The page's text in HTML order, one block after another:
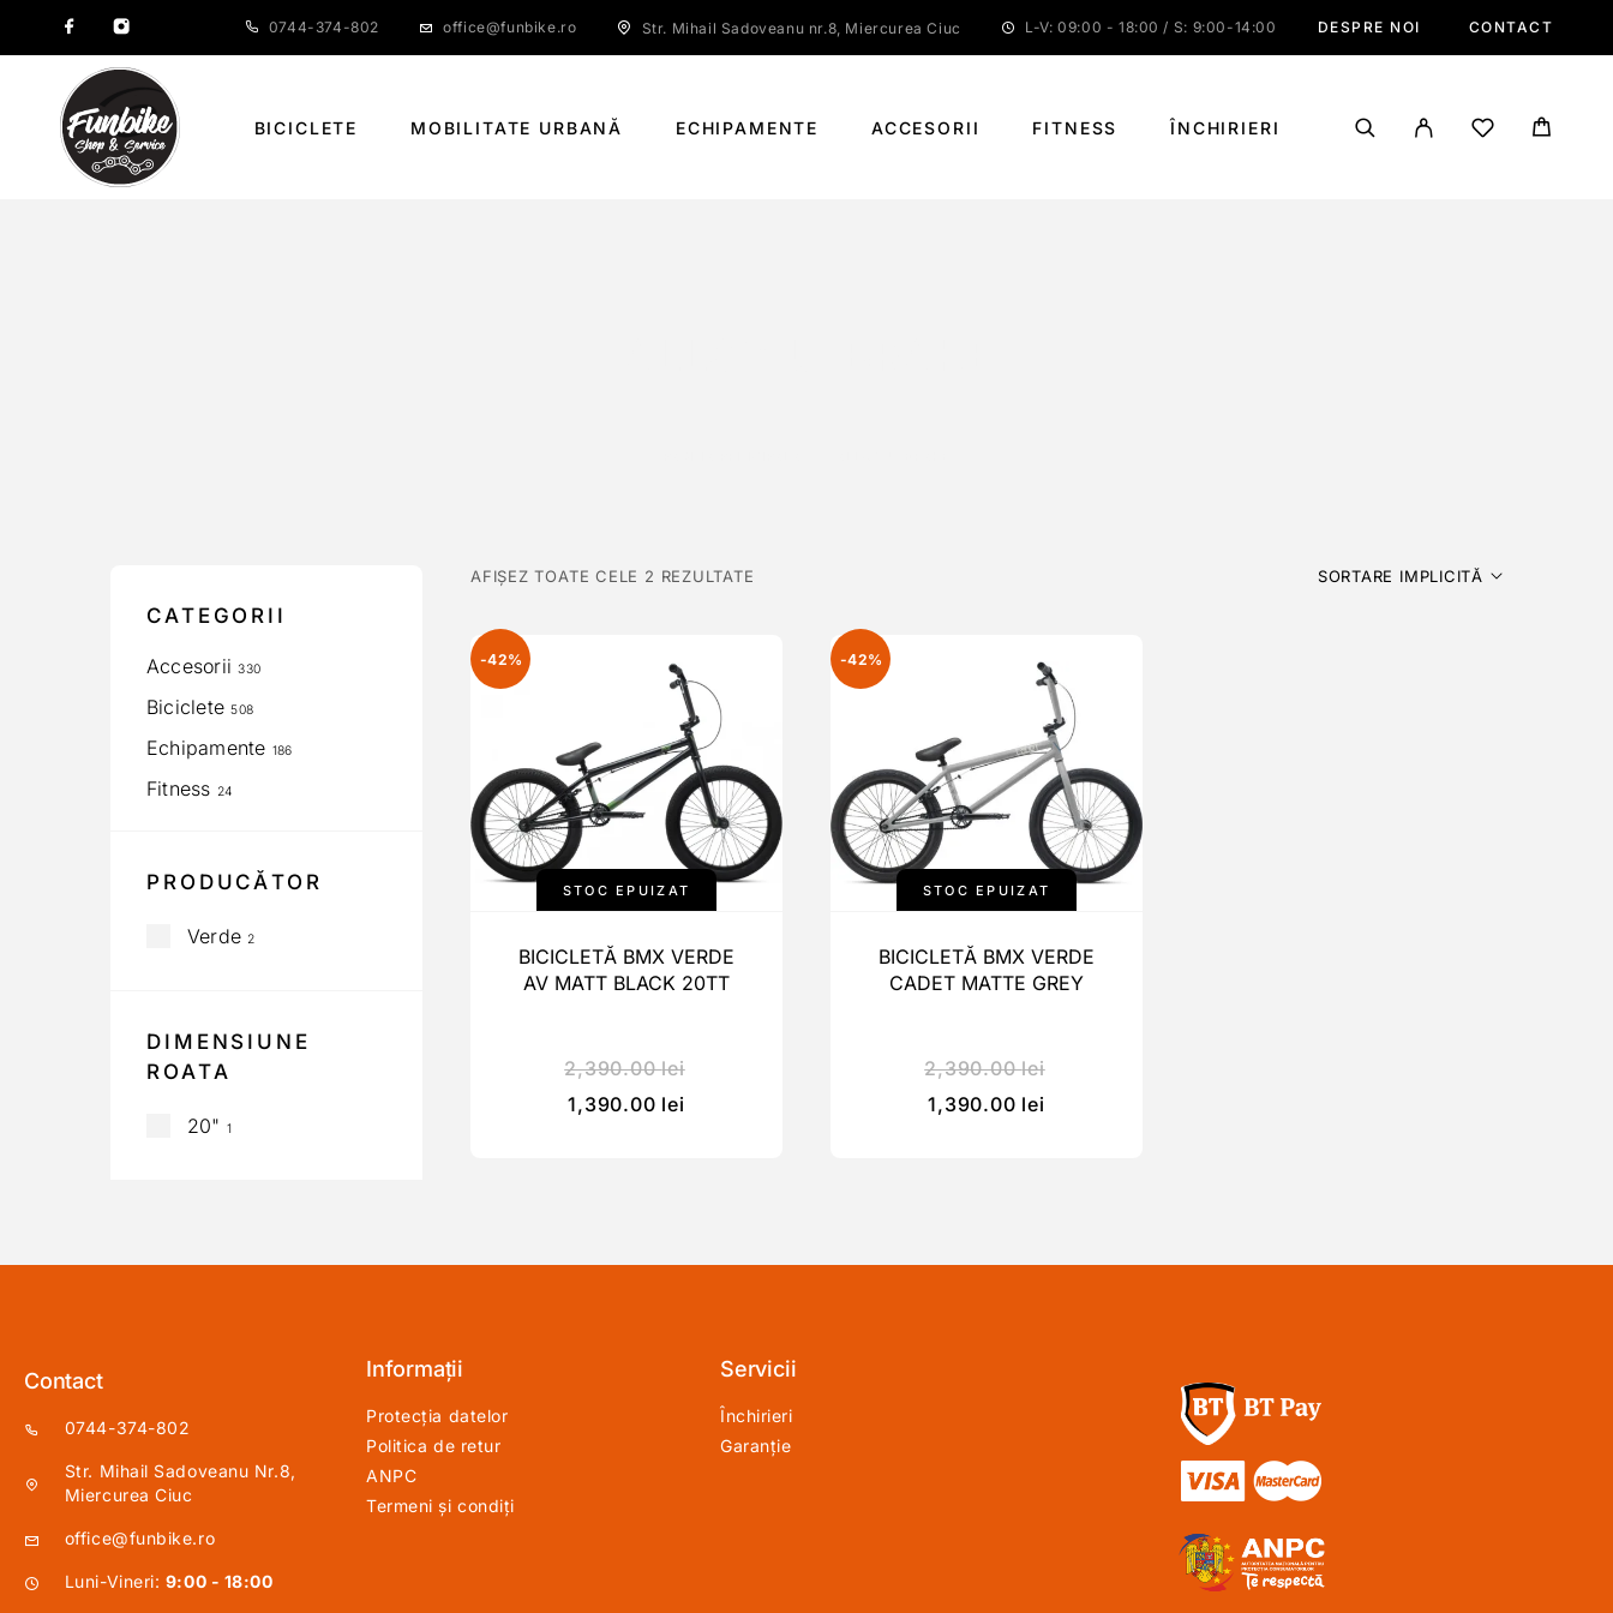
0744-374-802 office@funbike.ro Str. Mihail Sadoveanu nr.8, Miercurea Ciuc L-V: 09:00 - 18:00 / S: 9:00-14:00 DESPRE NOI CONTACT
BICICLETE MOBILITATE URBANĂ ECHIPAMENTE ACCESORII FITNESS ÎNCHIRIERI
CATEGORII
Accesorii 330
Biciclete 508
Echipamente 186
Fitness 24
PRODUCĂTOR
Verde 2
DIMENSIUNE
ROATA
20" 1
AFIȘEZ TOATE CELE 2 REZULTATE SORTARE IMPLICITĂ
-42%
STOC EPUIZAT
BICICLETĂ BMX VERDE
AV MATT BLACK 20TT
2,390.00lei
1,390.00 lei
-42%
STOC EPUIZAT
BICICLETĂ BMX VERDE
CADET MATTE GREY
2,390.00lei
1,390.00 lei
Contact
0744-374-802
Str. Mihail Sadoveanu Nr.8,
Miercurea Ciuc
office@funbike.ro
Luni-Vineri: 9:00 - 18:00
Informații
Protecția datelor
Politica de retur
ANPC
Termeni și condiți
Servicii
Închirieri
Garanție